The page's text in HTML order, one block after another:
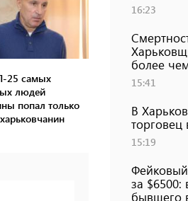
25 самых
людей
попал только
16:23
более
15:41
В
торговец
15:19
Фейковый
за $6500:
бывшего